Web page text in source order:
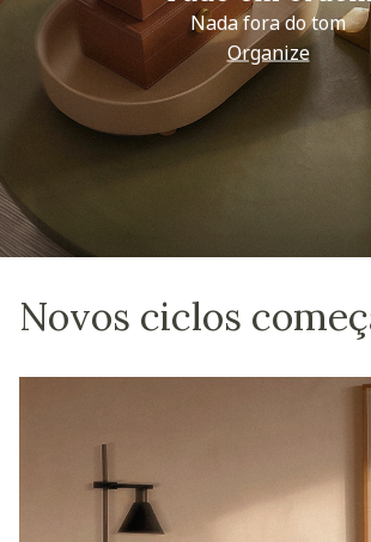
Nada fora do tom
Organize
Novos ciclos